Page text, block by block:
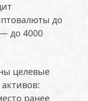
до
до 4000
целевые
ранее